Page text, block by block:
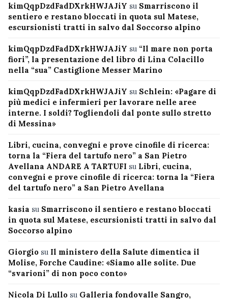
kimQqpDzdFadDXrkHWJAJiY su Smarriscono il
sentiero e restano bloccati in quota sul Matese,
escursionisti tratti in salvo dal Soccorso alpino
kimQqpDzdFadDXrkHWJAJiY su “Il mare non porta
fiori”, la presentazione del libro di Lina Colacillo
nella “sua” Castiglione Messer Marino
kimQqpDzdFadDXrkHWJAJiY su Schlein: «Pagare di
più medici e infermieri per lavorare nelle aree
interne. I soldi? Togliendoli dal ponte sullo stretto
di Messina»
Libri, cucina, convegni e prove cinofile di ricerca:
torna la “Fiera del tartufo nero” a San Pietro
Avellana ANDARE A TARTUFI su Libri, cucina,
convegni e prove cinofile di ricerca: torna la “Fiera
del tartufo nero” a San Pietro Avellana
kasia su Smarriscono il sentiero e restano bloccati
in quota sul Matese, escursionisti tratti in salvo dal
Soccorso alpino
Giorgio su Il ministero della Salute dimentica il
Molise, Forche Caudine: «Siamo alle solite. Due
“svarioni” di non poco conto»
Nicola Di Lullo su Galleria fondovalle Sangro,